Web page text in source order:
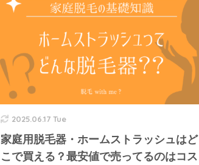
2025.06.17 Tue
家庭用脱毛器・ホームストラッシュはど
こで買える？最安値で売ってるのはコス